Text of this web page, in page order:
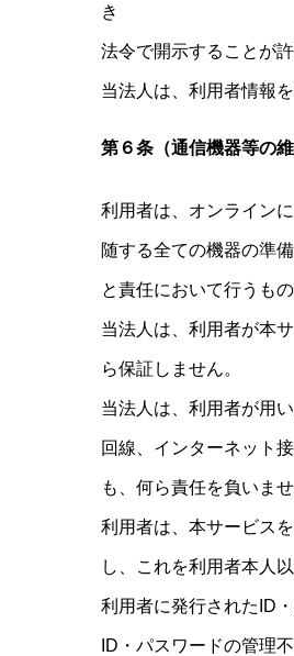
き
法令で開示することが
当法人は、利用者情報
第６条（通信機器等の
利用者は、オンライン
随する全ての機器の準
と責任において行うもの
当法人は、利用者が本
ら保証しません。
当法人は、利用者が用
回線、インターネット
も、何ら責任を負いませ
利用者は、本サービス
し、これを利用者本人
利用者に発行されたID
ID・パスワードの管理